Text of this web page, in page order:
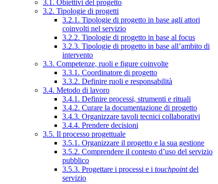
3.1. Obiettivi del progetto
3.2. Tipologie di progetti
3.2.1. Tipologie di progetto in base agli attori
coinvolti nel servizio
3.2.2. Tipologie di progetto in base al focus
3.2.3. Tipologie di progetto in base all’ambito di
intervento
3.3. Competenze, ruoli e figure coinvolte
3.3.1. Coordinatore di progetto
3.3.2. Definire ruoli e responsabilità
3.4. Metodo di lavoro
3.4.1. Definire processi, strumenti e rituali
3.4.2. Curare la documentazione di progetto
3.4.3. Organizzare tavoli tecnici collaborativi
3.4.4. Prendere decisioni
3.5. Il processo progettuale
3.5.1. Organizzare il progetto e la sua gestione
3.5.2. Comprendere il contesto d’uso del servizio
pubblico
3.5.3. Progettare i processi e i touchpointdel
servizio